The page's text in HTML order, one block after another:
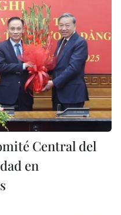
Central del
en